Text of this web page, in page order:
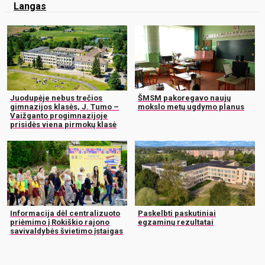
Langas
Juodupėje nebus trečios
gimnazijos klasės, J. Tumo –
Vaižganto progimnazijoje
prisidės viena pirmokų klasė
ŠMSM pakoregavo naujų
mokslo metų ugdymo planus
Informacija dėl centralizuoto
priėmimo į Rokiškio rajono
savivaldybės švietimo įstaigas
Paskelbti paskutiniai
egzaminų rezultatai